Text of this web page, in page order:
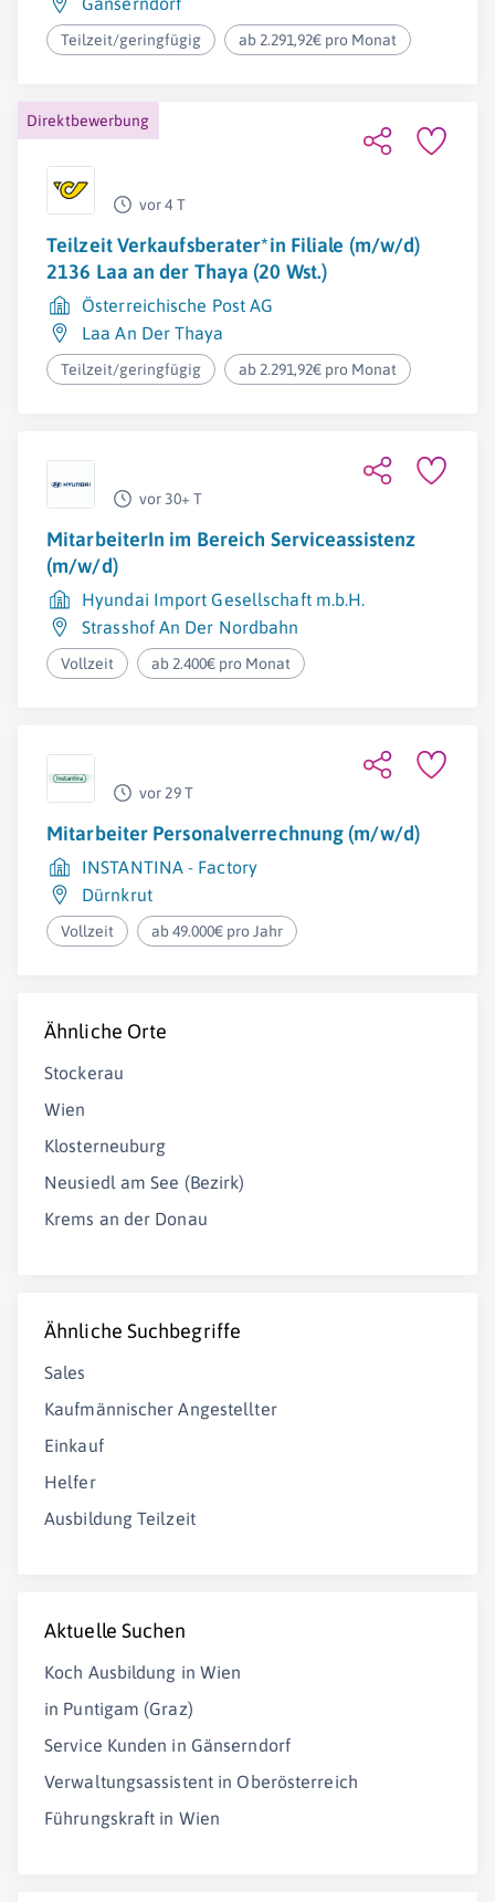
Teilzeit/geringfügig ab 2.291,92€ pro Monat
Direktbewerbung
vor 4 T
Teilzeit Verkaufsberater*in Filiale (m/w/d)
2136 Laa an der Thaya (20 Wst.)
Österreichische Post AG
Laa An Der Thaya
Teilzeit/geringfügig ab 2.291,92€ pro Monat
vor 30+ T
MitarbeiterIn im Bereich Serviceassistenz
(m/w/d)
Hyundai Import Gesellschaft m.b.H.
Strasshof An Der Nordbahn
Vollzeit ab 2.400€ pro Monat
vor 29 T
Mitarbeiter Personalverrechnung (m/w/d)
INSTANTINA - Factory
Dürnkrut
Vollzeit ab 49.000€ pro Jahr
Ähnliche Orte
Stockerau
Wien
Klosterneuburg
Neusiedl am See (Bezirk)
Krems an der Donau
Ähnliche Suchbegriffe
Sales
Kaufmännischer Angestellter
Einkauf
Helfer
Ausbildung Teilzeit
Aktuelle Suchen
Koch Ausbildung in Wien
in Puntigam (Graz)
Service Kunden in Gänserndorf
Verwaltungsassistent in Oberösterreich
Führungskraft in Wien